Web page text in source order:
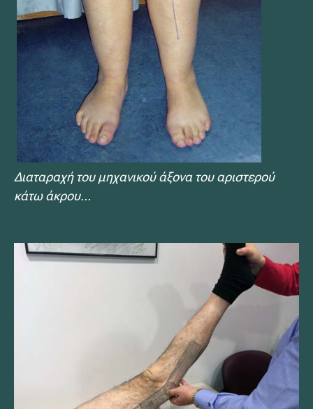
Διαταραχή του μηχανικού άξονα του αριστερού
κάτω άκρου…